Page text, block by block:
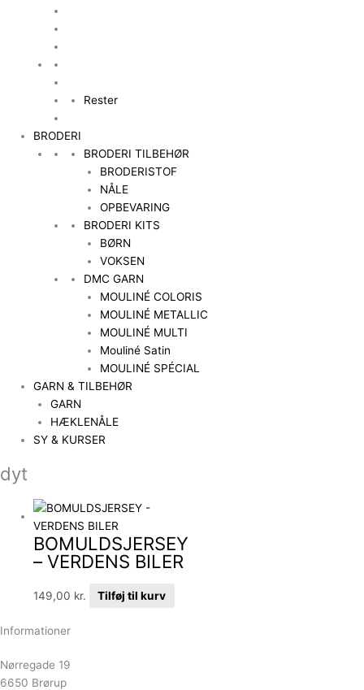
Rester
BRODERI
BRODERI TILBEHØR
BRODERISTOF
NÅLE
OPBEVARING
BRODERI KITS
BØRN
VOKSEN
DMC GARN
MOULINÉ COLORIS
MOULINÉ METALLIC
MOULINÉ MULTI
Mouliné Satin
MOULINÉ SPÉCIAL
GARN & TILBEHØR
GARN
HÆKLENÅLE
SY & KURSER
dyt
BOMULDSJERSEY
– VERDENS BILER
149,00 kr. Tilføj til kurv
Informationer
Nørregade 19
6650 Brørup